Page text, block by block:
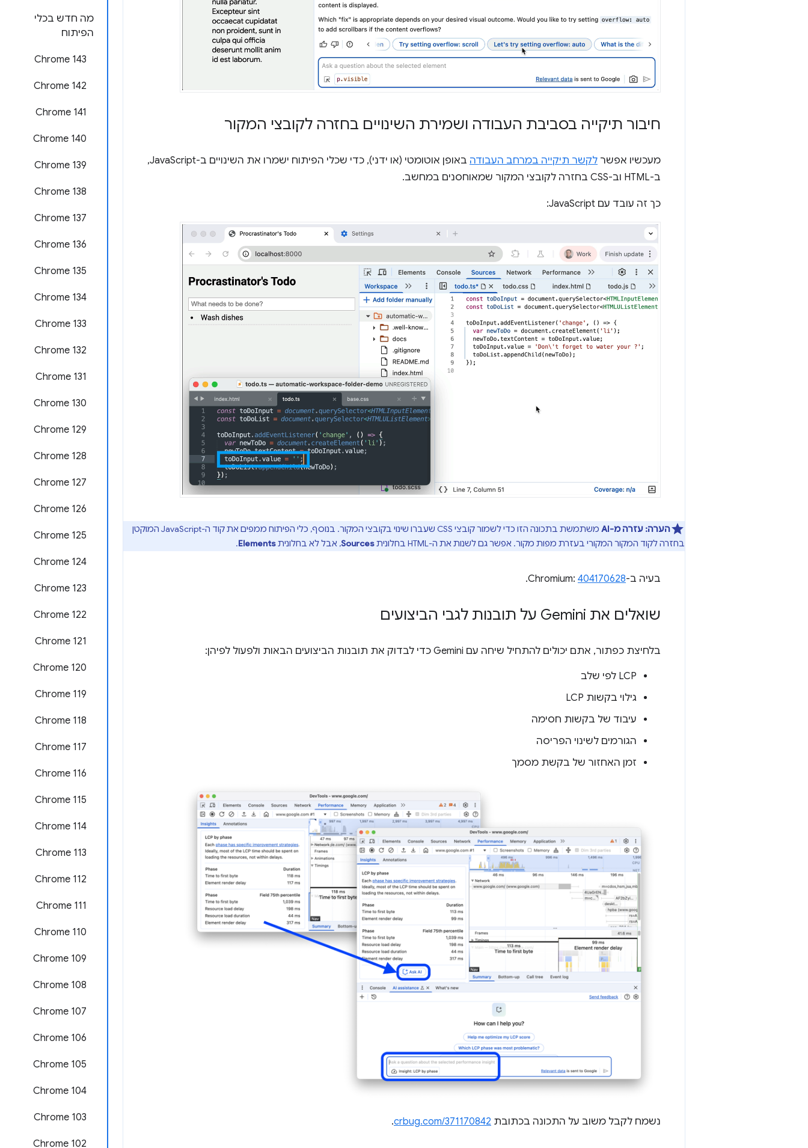
מה חדש בכלי
הפיתוח
Chrome 143
Chrome 142
Chrome 141
Chrome 140
Chrome 139
Chrome 138
Chrome 137
Chrome 136
Chrome 135
Chrome 134
Chrome 133
Chrome 132
Chrome 131
Chrome 130
Chrome 129
Chrome 128
Chrome 127
Chrome 126
Chrome 125
Chrome 124
Chrome 123
Chrome 122
Chrome 121
Chrome 120
Chrome 119
Chrome 118
Chrome 117
Chrome 116
Chrome 115
Chrome 114
Chrome 113
Chrome 112
Chrome 111
Chrome 110
Chrome 109
Chrome 108
Chrome 107
Chrome 106
Chrome 105
Chrome 104
Chrome 103
Chrome 102
חיבור תיקייה בסביבת העבודה ושמירת השינויים בחזרה לקובצי המקור
מעכשיו אפשר לקשר תיקייה במרחב העבודה
באופן אוטומטי (או ידני), כדי שכלי הפיתוח ישמרו את השינויים ב-JavaScript,
ב-HTML וב-CSS בחזרה לקובצי המקור שמאוחסנים במחשב.
כך זה עובד עם JavaScript:
הערה: עזרה מ-AI
משתמשת בתכונה הזו כדי לשמור קובצי CSS שעברו שינוי בקובצי המקור. בנוסף, כלי הפיתוח ממפים את קוד ה-JavaScript המוקטן
בחזרה לקוד המקור המקורי בעזרת מפות מקור. אפשר גם לשנות את ה-HTML בחלונית
Sources, אבל לא בחלוניתElements
.
בעיה ב-Chromium:404170628
.
שואלים את Gemini על תובנות לגבי הביצועים
בלחיצת כפתור, אתם יכולים להתחיל שיחה עם Gemini כדי לבדוק את תובנות הביצועים הבאות ולפעול לפיהן:
‫LCP לפי שלב
גילוי בקשות LCP
עיבוד של בקשות חסימה
הגורמים לשינוי הפריסה
זמן האחזור של בקשת מסמך
נשמח לקבל משוב על התכונה בכתובת crbug.com/371170842
.